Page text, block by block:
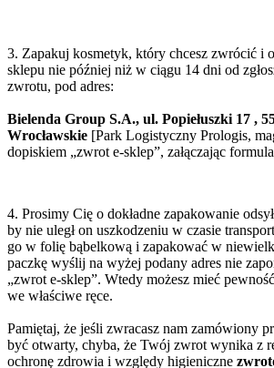
3. Zapakuj kosmetyk, który chcesz zwrócić i
sklepu nie później niż w ciągu 14 dni od
zwrotu, pod adres:
Bielenda Group S.A., ul. Popiełuszki 17 ,
Wrocławskie [Park Logistyczny Prologis,
dopiskiem „zwrot e-sklep”, załączając
4. Prosimy Cię o dokładne zapakowanie
by nie uległ on uszkodzeniu w czasie
go w folię bąbelkową i zapakować w
paczkę wyślij na wyżej podany adres nie
„zwrot e-sklep”. Wtedy możesz mieć
we właściwe ręce.
Pamiętaj, że jeśli zwracasz nam zamówiony
być otwarty, chyba, że Twój zwrot wynika z
ochronę zdrowia i względy higieniczne